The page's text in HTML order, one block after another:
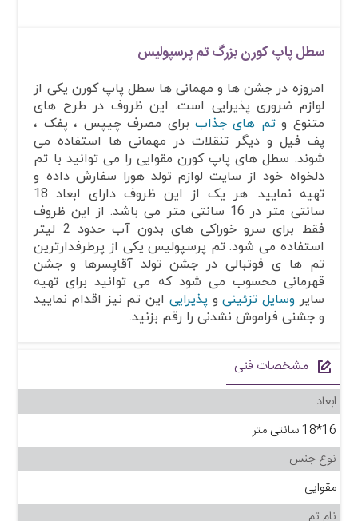
سطل پاپ کورن بزرگ تم پرسپولیس
امروزه در جشن ها و مهمانی ها سطل پاپ کورن یکی از
لوازم ضروری پذیرایی است. این ظروف در طرح های
متنوع وتم های جذاب برای مصرف چیپس ، پفک ،
پف فیل و دیگر تنقلات در مهمانی ها استفاده می
شوند. سطل های پاپ کورن مقوایی را می توانید با تم
دلخواه خود از سایت لوازم تولد هورا سفارش داده و
تهیه نمایید. هر یک از این ظروف دارای ابعاد 18
سانتی متر در 16 سانتی متر می باشد. از این ظروف
فقط برای سرو خوراکی های بدون آب حدود 2 لیتر
استفاده می شود. تم پرسپولیس یکی از پرطرفدارترین
تم ها ی فوتبالی در جشن تولد آقاپسرها و جشن
قهرمانی محسوب می شود که می توانید برای تهیه
سایر وسایل تزئینیو پذیرایی این تم نیز اقدام نمایید
و جشنی فراموش نشدنی را رقم بزنید.
مشخصات فنی
ابعاد
16*18 سانتی متر
نوع جنس
مقوایی
نام تم